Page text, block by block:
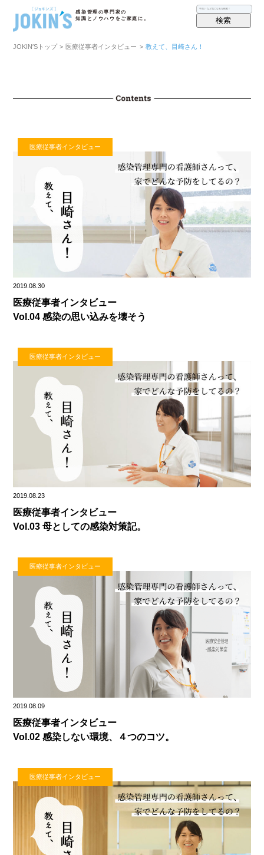
感染管理の専門家の
知識とノウハウをご家庭に。
検索
JOKIN′Sトップ > 医療従事者インタビュー > 教えて、目崎さん！
医療従事者インタビュー
2019.08.30
医療従事者インタビュー
Vol.04 感染の思い込みを壊そう
医療従事者インタビュー
2019.08.23
医療従事者インタビュー
Vol.03 母としての感染対策記。
医療従事者インタビュー
2019.08.09
医療従事者インタビュー
Vol.02 感染しない環境、４つのコツ。
医療従事者インタビュー